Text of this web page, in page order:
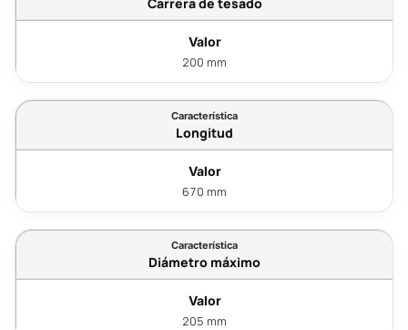
200 mm
Longitud
670 mm
Diámetro máximo
205 mm